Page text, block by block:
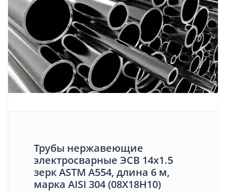
Трубы нержавеющие
электросварные ЭСВ 14х1.5
зерк ASTM A554, длина 6 м,
марка AISI 304 (08Х18Н10)